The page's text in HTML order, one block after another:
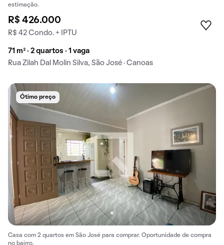
estimação.
R$ 426.000
R$ 42 Condo. + IPTU
71 m² · 2 quartos · 1 vaga
Rua Zilah Dal Molin Silva, São José · Canoas
Ótimo preço
Casa com 2 quartos em São José para comprar. Oportunidade de compra
no bairro.